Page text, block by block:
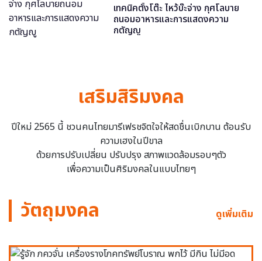
เทคนิคตั้งโต๊ะ ไหว้บ๊ะจ่าง กุศโลบาย
ถนอมอาหารและการแสดงความ
กตัญญู
เสริมสิริมงคล
ปีใหม่ 2565 นี้ ชวนคนไทยมารีเฟรชจิตใจให้สดชื่นเบิกบาน ต้อนรับ
ความเฮงในปีขาล
ด้วยการปรับเปลี่ยน ปรับปรุง สภาพแวดล้อมรอบๆตัว
เพื่อความเป็นศิริมงคลในแบบไทยๆ
วัตถุมงคล ดูเพิ่มเติม